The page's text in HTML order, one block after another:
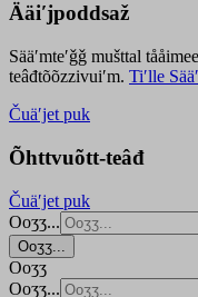
Ääiʹjpoddsaž
Sääʹmteʹǧǧ mušttal
teâđtõõzzivuiʹm. Tiʹlle
Čuäʹjet puk
Õhttvuõtt-teâđ
Čuäʹjet puk
Ooʒʒ...
Ooʒʒ...
Ooʒʒ
Ooʒʒ...